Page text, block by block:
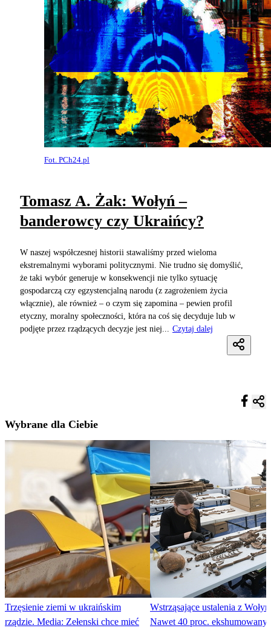
Fot. PCh24.pl
Tomasz A. Żak: Wołyń –
banderowcy czy Ukraińcy?
W naszej współczesnej historii stawaliśmy przed wieloma
ekstremalnymi wyborami politycznymi. Nie trudno się domyślić,
że taki wybór generuje w konsekwencji nie tylko sytuację
gospodarczą czy egzystencjalną narodu (z zagrożeniem życia
włącznie), ale również – o czym się zapomina – pewien profil
etyczny, moralny społeczności, która na coś się decyduje lub w
podjęte przez rządzących decyzje jest niej... Czytaj dalej
Wybrane dla Ciebie
Trzęsienie ziemi w ukraińskim
rządzie. Media: Zełenski chce mieć
Wstrząsające ustalenia z
Nawet 40 proc.